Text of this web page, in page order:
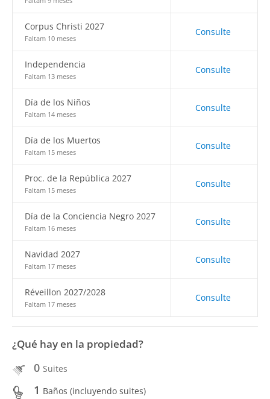
Corpus Christi 2027
Faltam 10 meses
Consulte
Independencia
Faltam 13 meses
Consulte
Día de los Niños
Faltam 14 meses
Consulte
Día de los Muertos
Faltam 15 meses
Consulte
Proc. de la República 2027
Faltam 15 meses
Consulte
Día de la Conciencia Negro 2027
Faltam 16 meses
Consulte
Navidad 2027
Faltam 17 meses
Consulte
Réveillon 2027/2028
Faltam 17 meses
Consulte
¿Qué hay en la propiedad?
0 Suites
1 Baños (incluyendo suites)